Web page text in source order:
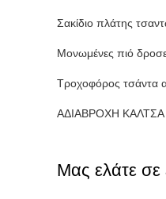
Σακίδιο πλάτης
Μονωμένες πιό
Τροχοφόρος τσάντα
ΑΔΙΑΒΡΟΧΗ
Μας ελάτε